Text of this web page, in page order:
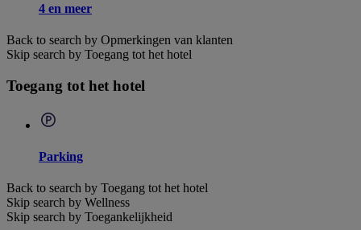
4 en meer
Back to search by Opmerkingen van klanten
Skip search by Toegang tot het hotel
Toegang tot het hotel
Parking
Back to search by Toegang tot het hotel
Skip search by Wellness
Skip search by Toegankelijkheid